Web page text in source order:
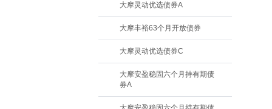
大摩灵动优选债券A
大摩丰裕63个月开放债券
大摩灵动优选债券C
大摩安盈稳固六个月持有期债
券A